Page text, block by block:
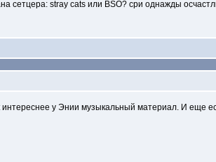
stray cats или BSO? сри однажды
у Энии музыкальный материал. И еще